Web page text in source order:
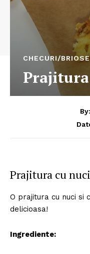
CHECURI/BRIOSE
Prajitura
By:
Prajitura cu
O prajitura cu nuci si
delicioasa!
Ingrediente: